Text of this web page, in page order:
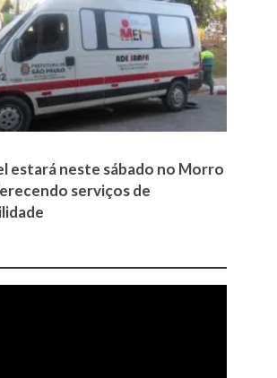
estará neste sábado no Morro
serviços de